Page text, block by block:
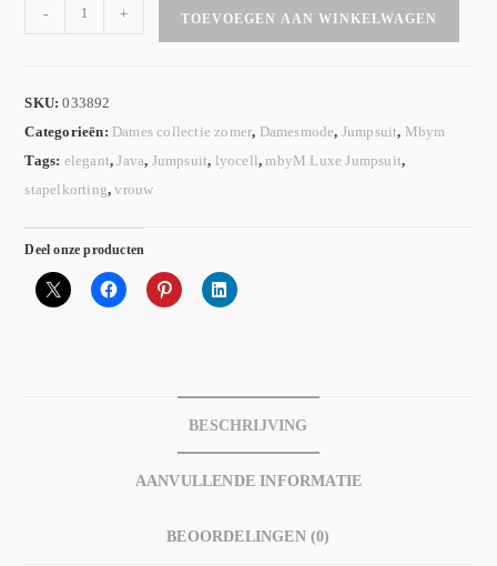
- + TOEVOEGEN AAN WINKELWAGEN
SKU:033892
Categorieën: Dames collectie zomer, Damesmode, Jumpsuit, Mbym
Tags: elegant,Java, Jumpsuit, lyocell, mbyM Luxe Jumpsuit,
stapelkorting,vrouw
Deel onze producten
BESCHRIJVING
AANVULLENDE INFORMATIE
BEOORDELINGEN (0)